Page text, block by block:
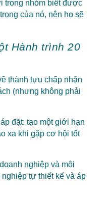
trong nhóm biết được
của nó, nên họ sẽ
Hành trình 20
thành tựu chấp nhận
(nhưng không phải
đặt: tạo một giới hạn
xa khi gặp cơ hội tốt
nghiệp và môi
tự thiết kế và áp